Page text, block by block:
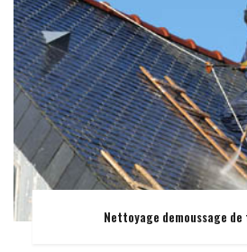
Nettoyage demoussage